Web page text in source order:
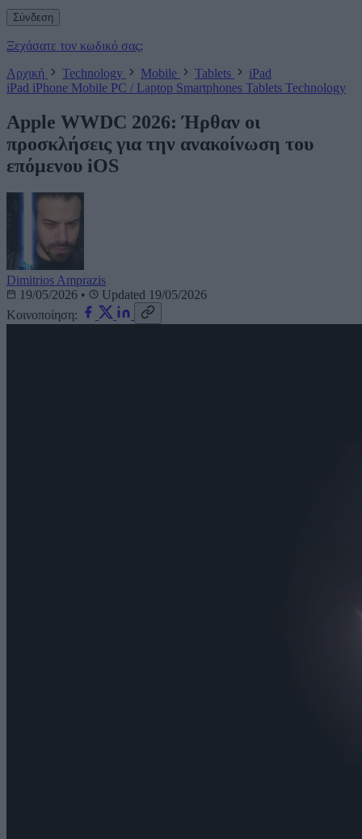
Ξεχάσατε τον κωδικό σας;
Αρχική
Technology Mobile Tablets
iPad
iPad iPhone Mobile PC / Laptop Smartphones Tablets Technology
Apple WWDC 2026: Ήρθαν οι
προσκλήσεις για την ανακοίνωση του
επόμενου iOS
Dimitrios Amprazis
19/05/2026 •
Updated 19/05/2026
Κοινοποίηση: